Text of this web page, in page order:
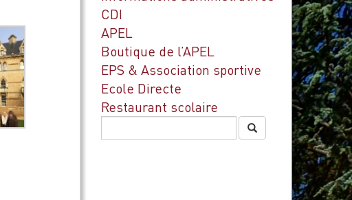
CDI
APEL
Boutique de l’APEL
EPS & Association sportive
Ecole Directe
Restaurant scolaire